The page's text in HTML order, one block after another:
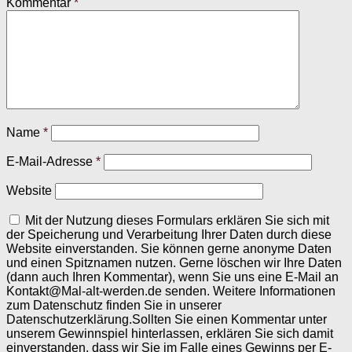
Name *
E-Mail-Adresse *
Website
Mit der Nutzung dieses Formulars erklären Sie sich mit
der Speicherung und Verarbeitung Ihrer Daten durch diese
Website einverstanden. Sie können gerne anonyme Daten
und einen Spitznamen nutzen. Gerne löschen wir Ihre Daten
(dann auch Ihren Kommentar), wenn Sie uns eine E-Mail an
Kontakt@Mal-alt-werden.de senden. Weitere Informationen
zum Datenschutz finden Sie in unserer
Datenschutzerklärung.Sollten Sie einen Kommentar unter
unserem Gewinnspiel hinterlassen, erklären Sie sich damit
einverstanden, dass wir Sie im Falle eines Gewinns per E-